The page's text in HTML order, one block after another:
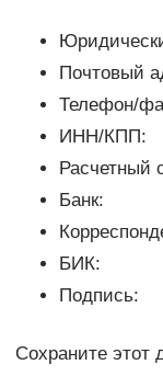
Почтовый
Телефон/
ИНН/КПП:
Расчетный
Банк:
БИК:
Подпись:
Сохраните этот